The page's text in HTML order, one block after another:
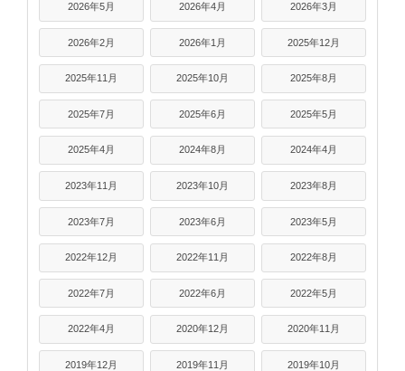
2026年5月 2026年4月 2026年3月
2026年2月 2026年1月 2025年12月
2025年11月 2025年10月 2025年8月
2025年7月 2025年6月 2025年5月
2025年4月 2024年8月 2024年4月
2023年11月 2023年10月 2023年8月
2023年7月 2023年6月 2023年5月
2022年12月 2022年11月 2022年8月
2022年7月 2022年6月 2022年5月
2022年4月 2020年12月 2020年11月
2019年12月 2019年11月 2019年10月